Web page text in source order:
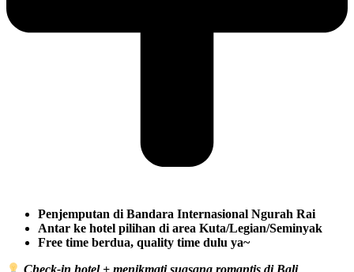
Penjemputan di Bandara Internasional Ngurah Rai
Antar ke hotel pilihan di area Kuta/Legian/Seminyak
Free time berdua, quality time dulu ya~